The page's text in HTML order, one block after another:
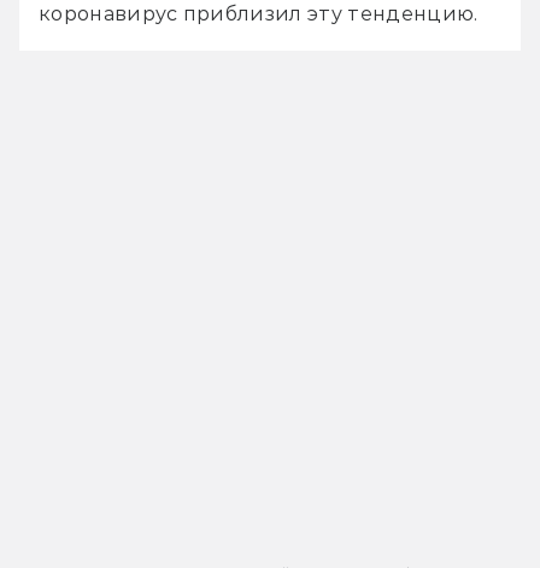
коронавирус приблизил эту тенденцию.